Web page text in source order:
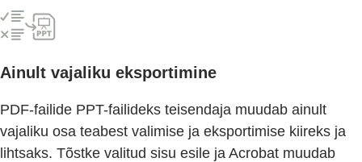
Ainult vajaliku eksportimine
PDF-failide PPT-failideks teisendaja muudab ainult
vajaliku osa teabest valimise ja eksportimise kiireks ja
lihtsaks. Tõstke valitud sisu esile ja Acrobat muudab